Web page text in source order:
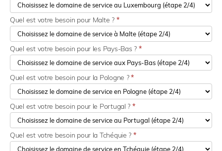
Quel est votre besoin pour Malte ? *
Quel est votre besoin pour les Pays-Bas ? *
Quel est votre besoin pour la Pologne ?*
Quel est votre besoin pour le Portugal ? *
Quel est votre besoin pour la Tchéquie ? *